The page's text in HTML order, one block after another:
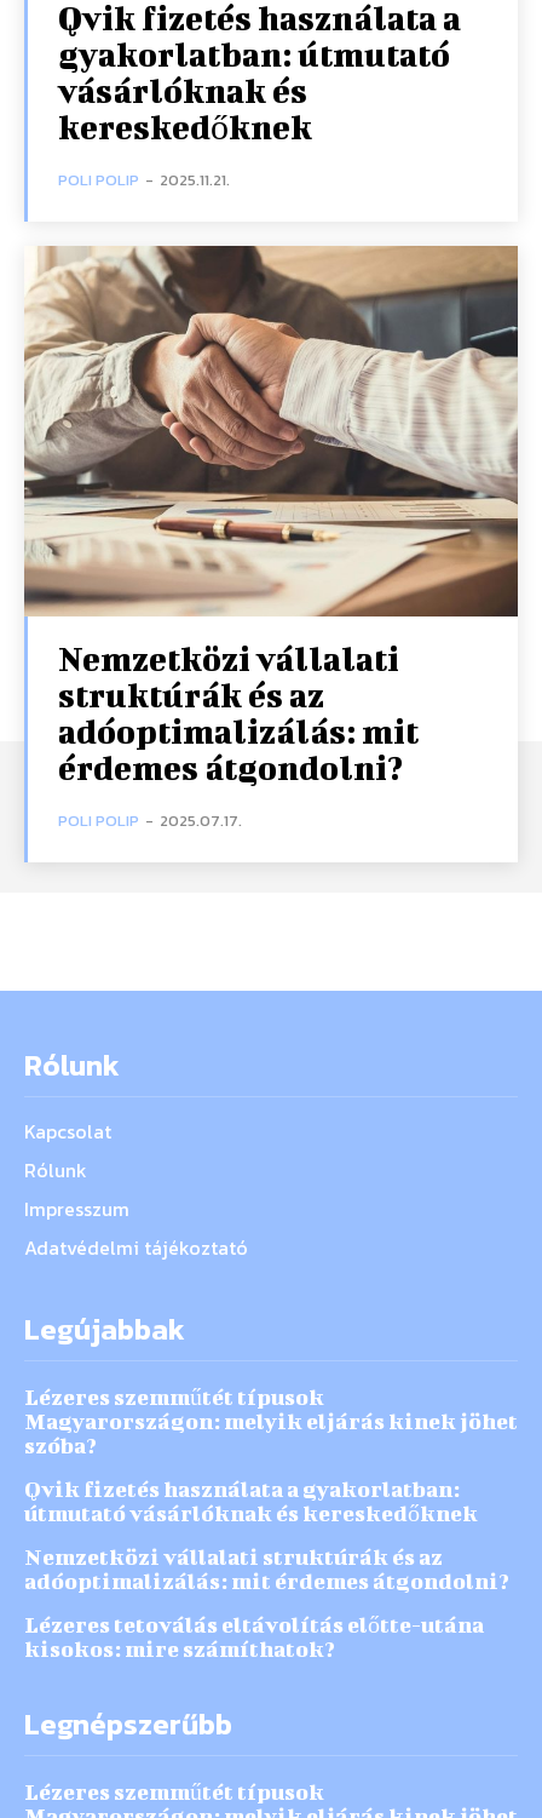
Qvik fizetés használata a
gyakorlatban: útmutató
vásárlóknak és
kereskedőknek
POLI POLIP - 2025.11.21.
Nemzetközi vállalati
struktúrák és az
adóoptimalizálás: mit
érdemes átgondolni?
POLI POLIP - 2025.07.17.
Rólunk
Kapcsolat
Rólunk
Impresszum
Adatvédelmi tájékoztató
Legújabbak
Lézeres szemműtét típusok
Magyarországon: melyik eljárás kinek jöhet
szóba?
Qvik fizetés használata a gyakorlatban:
útmutató vásárlóknak és kereskedőknek
Nemzetközi vállalati struktúrák és az
adóoptimalizálás: mit érdemes átgondolni?
Lézeres tetoválás eltávolítás előtte-utána
kisokos: mire számíthatok?
Legnépszerűbb
Lézeres szemműtét típusok